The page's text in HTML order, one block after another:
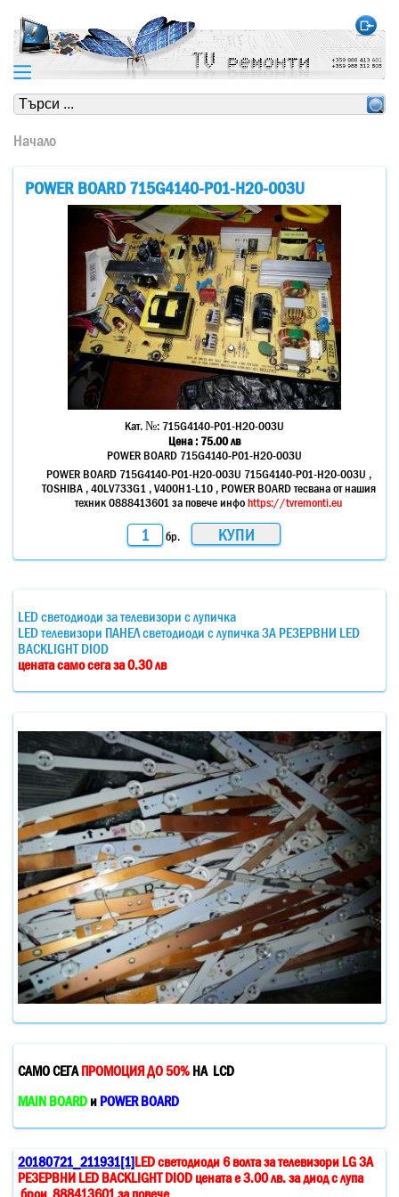
https://www.high-endrolex.com/24
Начало
POWER BOARD 715G4140-P01-H20-003U
Кат. №: 715G4140-P01-H20-003U
Цена : 75.00 лв
POWER BOARD 715G4140-P01-H20-003U
POWER BOARD 715G4140-P01-H20-003U 715G4140-P01-H20-003U ,
TOSHIBA , 40LV733G1 , V400H1-L10 , POWER BOARD тесвана от нашия
техник 0888413601 за повече инфоhttps://tvremonti.eu
бр.
LED светодиоди за телевизори с лупичка
LED телевизори ПАНЕЛ светодиоди с лупичка ЗА РЕЗЕРВНИ LED
BACKLIGHT DIOD
цената само сега за 0.30 лв
САМО СЕГА ПРОМОЦИЯ ДО 50% НА LCD
MAIN BOARD и POWER BOARD
20180721_211931[1]LED светодиоди 6 волта за телевизори LG ЗА
РЕЗЕРВНИ LED BACKLIGHT DIOD цената е 3.00 лв. за диод с лупа
брои 888413601 за повече